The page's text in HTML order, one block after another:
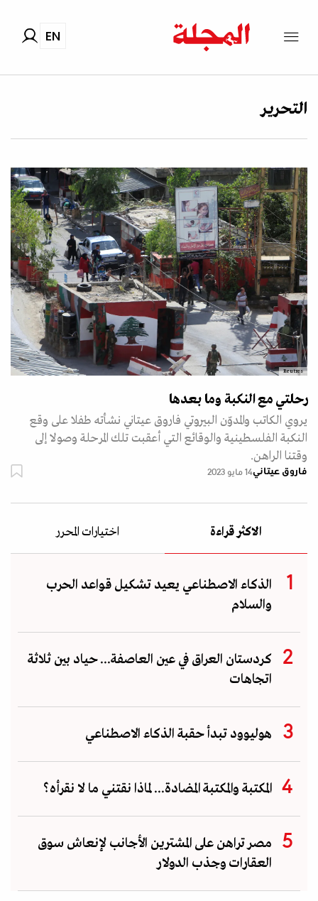
EN
التحرير
Reutres
رحلتي مع النكبة وما بعدها
يروي الكاتب والمدوّن البيروتي فاروق عيتاني نشأته طفلا على وقع
النكبة الفلسطينية والوقائع التي أعقبت تلك المرحلة وصولا إلى
وقتنا الراهن.
فاروق عيتاني14 مايو 2023
الاكثر قراءة اختيارات المحرر
الذكاء الاصطناعي يعيد تشكيل قواعد الحرب
والسلام
كردستان العراق في عين العاصفة... حياد بين ثلاثة
اتجاهات
هوليوود تبدأ حقبة الذكاء الاصطناعي
المكتبة والمكتبة المضادة... لماذا نقتني ما لا نقرأه؟
مصر تراهن على المشترين الأجانب لإنعاش سوق
العقارات وجذب الدولار